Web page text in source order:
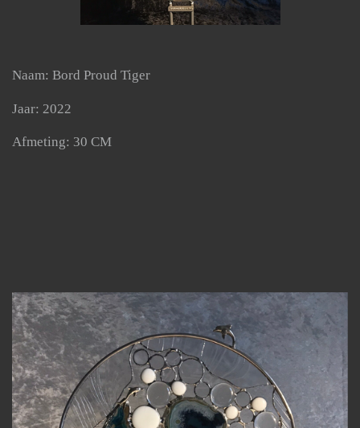
Naam: Bord Proud Tiger
Jaar: 2022
Afmeting: 30 CM